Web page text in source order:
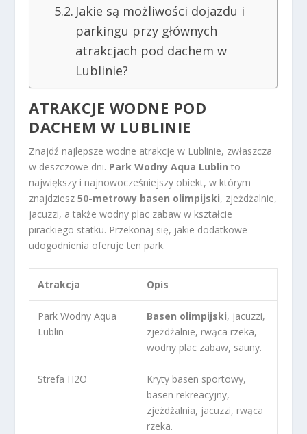
Jakie są możliwości dojazdu i
parkingu przy głównych
atrakcjach pod dachem w
Lublinie?
ATRAKCJE WODNE POD
DACHEM W LUBLINIE
Znajdź najlepsze wodne atrakcje w Lublinie, zwłaszcza
w deszczowe dni. Park Wodny Aqua Lublin to
największy i najnowocześniejszy obiekt, w którym
znajdziesz50-metrowy basen olimpijski, zjeżdżalnie,
jacuzzi, a także wodny plac zabaw w kształcie
pirackiego statku. Przekonaj się, jakie dodatkowe
udogodnienia oferuje ten park.
Atrakcja Opis
Park Wodny Aqua
Lublin
Basen olimpijski, jacuzzi,
zjeżdżalnie, rwąca rzeka,
wodny plac zabaw, sauny.
Strefa H2O
Kryty basen sportowy,
basen rekreacyjny,
zjeżdżalnia, jacuzzi, rwąca
rzeka.